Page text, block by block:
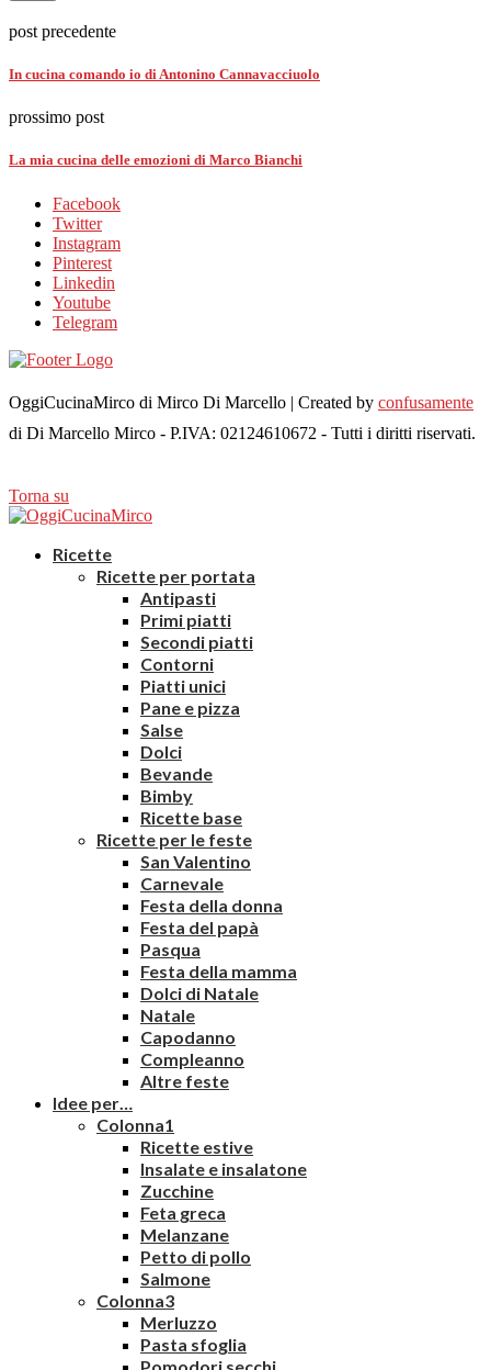
post precedente
In cucina comando io di Antonino Cannavacciuolo
prossimo post
La mia cucina delle emozioni di Marco Bianchi
Facebook
Twitter
Instagram
Pinterest
Linkedin
Youtube
Telegram
OggiCucinaMirco di Mirco Di Marcello | Created by confusamente
di Di Marcello Mirco - P.IVA: 02124610672 - Tutti i diritti riservati.
Torna su
Ricette
Ricette per portata
Antipasti
Primi piatti
Secondi piatti
Contorni
Piatti unici
Pane e pizza
Salse
Dolci
Bevande
Bimby
Ricette base
Ricette per le feste
San Valentino
Carnevale
Festa della donna
Festa del papà
Pasqua
Festa della mamma
Dolci di Natale
Natale
Capodanno
Compleanno
Altre feste
Idee per…
Colonna1
Ricette estive
Insalate e insalatone
Zucchine
Feta greca
Melanzane
Petto di pollo
Salmone
Colonna3
Merluzzo
Pasta sfoglia
Pomodori secchi